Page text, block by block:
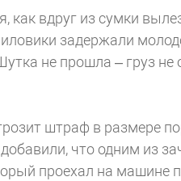
вдруг из сумки
задержали
не прошла – груз не
штраф в размере
что одним из
проехал на машине